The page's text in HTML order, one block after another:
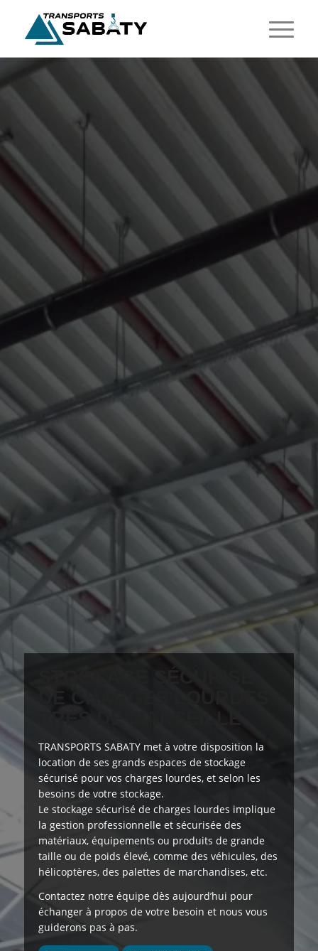
STOCKAGE SÉCURISÉ
TRANSPORTS SABATY met à votre disposition la
location de ses grands espaces de stockage
sécurisé pour vos charges lourdes, et selon les
besoins de votre stockage.
Le stockage sécurisé de charges lourdes implique
la gestion professionnelle et sécurisée des
matériaux, équipements ou produits de grande
taille ou de poids élevé, comme des véhicules, des
hélicoptères, des palettes de marchandises, etc.
Contactez notre équipe dès aujourd’hui pour
échanger à propos de votre besoin et nous vous
guiderons pas à pas.